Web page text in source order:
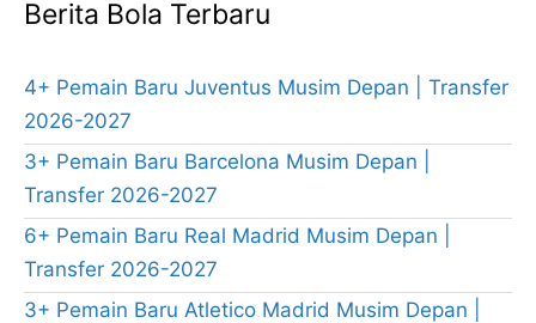
Berita Bola Terbaru
4+ Pemain Baru Juventus Musim Depan | Transfer
2026-2027
3+ Pemain Baru Barcelona Musim Depan |
Transfer 2026-2027
6+ Pemain Baru Real Madrid Musim Depan |
Transfer 2026-2027
3+ Pemain Baru Atletico Madrid Musim Depan |